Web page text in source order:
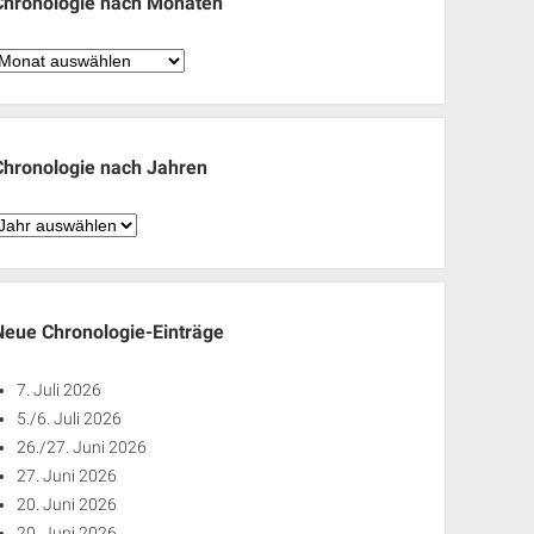
Chronologie
nach Jahren
Chronologie-Einträge
7. Juli 2026
5./6. Juli 2026
26./27. Juni 2026
27. Juni 2026
20. Juni 2026